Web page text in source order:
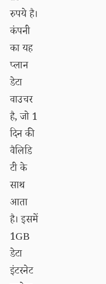
रुपये है।
कंपनी
का यह
प्लान
डेटा
वाउचर
है, जो 1
दिन की
वैलिडि
टी के
साथ
आता
है। इसमें
1GB
डेटा
इंटरनेट